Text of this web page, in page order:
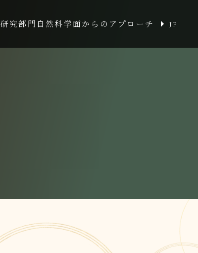
研究部門 自然科学面からのアプローチ JP